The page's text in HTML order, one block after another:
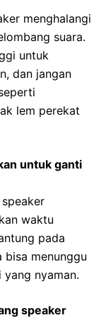
menghalangi
suara.
untuk
dan jangan
lem perekat
untuk ganti
waktu
pada
bisa menunggu
nyaman.
speaker